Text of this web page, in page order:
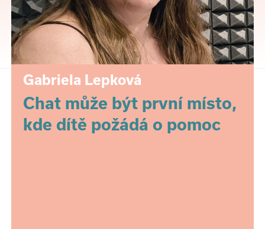
Gabriela Lepková
Chat může být první místo,
kde dítě požádá o pomoc